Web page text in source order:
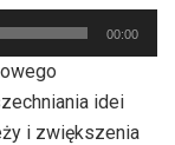
00:00
idei
i zwiększenia